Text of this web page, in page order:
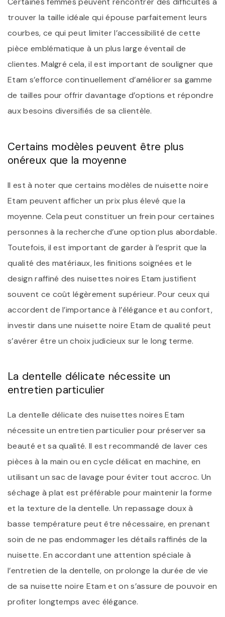
trouver la taille idéale qui épouse parfaitement leurs
courbes, ce qui peut limiter l’accessibilité de cette
pièce emblématique à un plus large éventail de
clientes. Malgré cela, il est important de souligner que
Etam s’efforce continuellement d’améliorer sa gamme
de tailles pour offrir davantage d’options et répondre
aux besoins diversifiés de sa clientèle.
Certains modèles peuvent être plus
onéreux que la moyenne
Il est à noter que certains modèles de nuisette noire
Etam peuvent afficher un prix plus élevé que la
moyenne. Cela peut constituer un frein pour certaines
personnes à la recherche d’une option plus abordable.
Toutefois, il est important de garder à l’esprit que la
qualité des matériaux, les finitions soignées et le
design raffiné des nuisettes noires Etam justifient
souvent ce coût légèrement supérieur. Pour ceux qui
accordent de l’importance à l’élégance et au confort,
investir dans une nuisette noire Etam de qualité peut
s’avérer être un choix judicieux sur le long terme.
La dentelle délicate nécessite un
entretien particulier
La dentelle délicate des nuisettes noires Etam
nécessite un entretien particulier pour préserver sa
beauté et sa qualité. Il est recommandé de laver ces
pièces à la main ou en cycle délicat en machine, en
utilisant un sac de lavage pour éviter tout accroc. Un
séchage à plat est préférable pour maintenir la forme
et la texture de la dentelle. Un repassage doux à
basse température peut être nécessaire, en prenant
soin de ne pas endommager les détails raffinés de la
nuisette. En accordant une attention spéciale à
l’entretien de la dentelle, on prolonge la durée de vie
de sa nuisette noire Etam et on s’assure de pouvoir en
profiter longtemps avec élégance.